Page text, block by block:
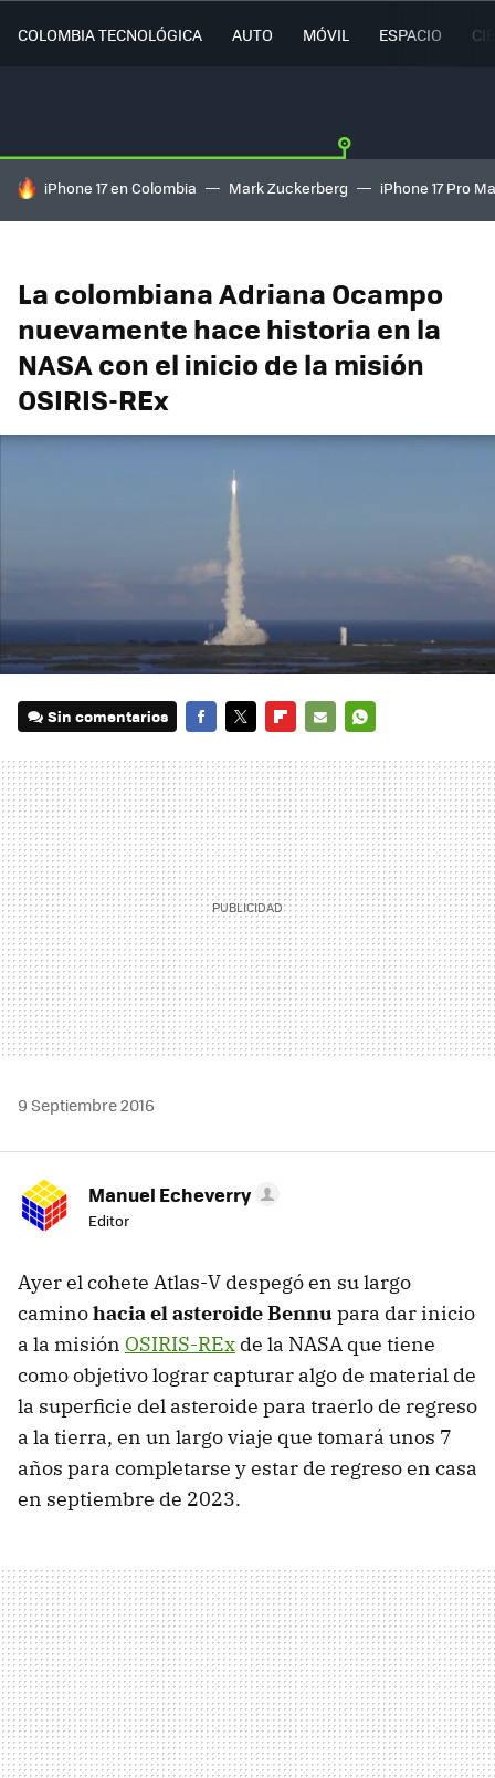
COLOMBIA TECNOLÓGICA AUTO MÓVIL ESPACIO
HOY SE HABLA DE
iPhone 17 en Colombia Mark Zuckerberg iPhone 17 Pro
La colombiana Adriana Ocampo
nuevamente hace historia en la
NASA con el inicio de la misión
OSIRIS-REx
Sin comentarios
MAIL
9 Septiembre 2016
Manuel Echeverry
Editor
Ayer el cohete Atlas-V despegó en su largo
caminohacia el asteroide Bennupara dar inicio
a la misión OSIRIS-REx de la NASA que tiene
como objetivo lograr capturar algo de material de
la superficie del asteroide para traerlo de regreso
a la tierra, en un largo viaje que tomará unos 7
años para completarse y estar de regreso en casa
en septiembre de 2023.